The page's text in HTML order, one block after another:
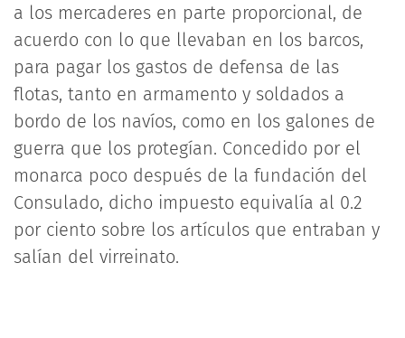
a los mercaderes en parte proporcional, de
acuerdo con lo que llevaban en los barcos,
para pagar los gastos de defensa de las
flotas, tanto en armamento y soldados a
bordo de los navíos, como en los galones de
guerra que los protegían. Concedido por el
monarca poco después de la fundación del
Consulado, dicho impuesto equivalía al 0.2
por ciento sobre los artículos que entraban y
salían del virreinato.